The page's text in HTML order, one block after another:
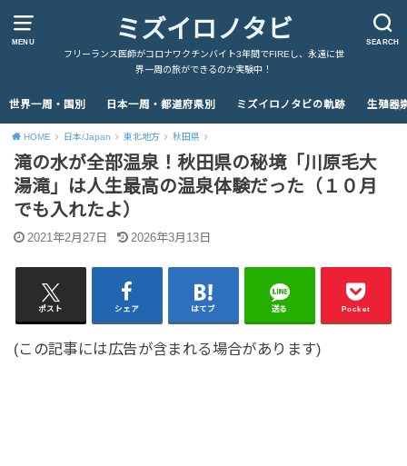
MENU SEARCH
ミズイロノタビ
フリーランス医師がコロナワクチンバイト3年間でFIREし、永遠に世
界一周の旅ができるのか実験中！
世界一周・国別 日本一周・都道府県別 ミズイロノタビの軌跡 生殖器
HOME 日本/Japan 東北地方 秋田県
滝の水が全部温泉！秋田県の秘境「川原毛大
湯滝」は人生最高の温泉体験だった（１０月
でも入れたよ）
2021年2月27日 2026年3月13日
ポスト シェア はてブ 送る Pocket
(この記事には広告が含まれる場合があります)